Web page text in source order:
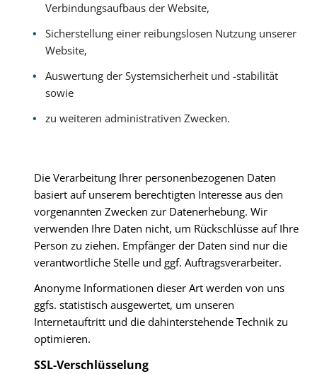
Verbindungsaufbaus der Website,
Sicherstellung einer reibungslosen Nutzung unserer
Website,
Auswertung der Systemsicherheit und -stabilität
sowie
zu weiteren administrativen Zwecken.
Die Verarbeitung Ihrer personenbezogenen Daten
basiert auf unserem berechtigten Interesse aus den
vorgenannten Zwecken zur Datenerhebung. Wir
verwenden Ihre Daten nicht, um Rückschlüsse auf Ihre
Person zu ziehen. Empfänger der Daten sind nur die
verantwortliche Stelle und ggf. Auftragsverarbeiter.
Anonyme Informationen dieser Art werden von uns
ggfs. statistisch ausgewertet, um unseren
Internetauftritt und die dahinterstehende Technik zu
optimieren.
SSL-Verschlüsselung